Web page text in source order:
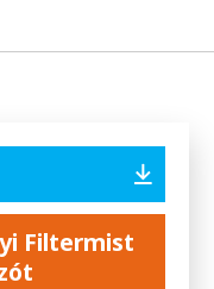
Filtermist